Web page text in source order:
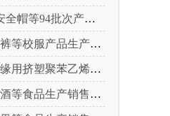
批次产品抽查不合格！
企业被济南市市场监管局通报！
生产销售企业被广元市市场监督管理局通报！
被重庆市市场监督管理局通告！